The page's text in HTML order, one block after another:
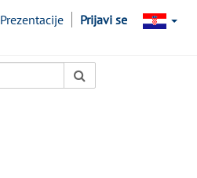
Prezentacije Prijavi se